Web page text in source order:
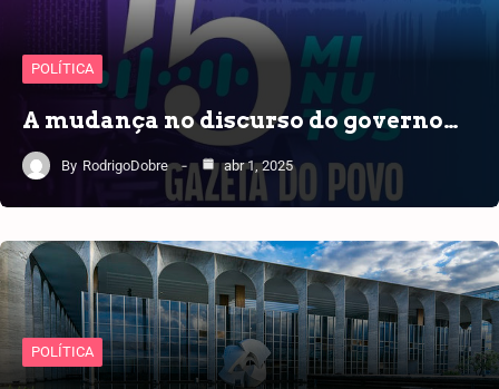
POLÍTICA
A mudança no discurso do governo…
By RodrigoDobre abr 1, 2025
POLÍTICA